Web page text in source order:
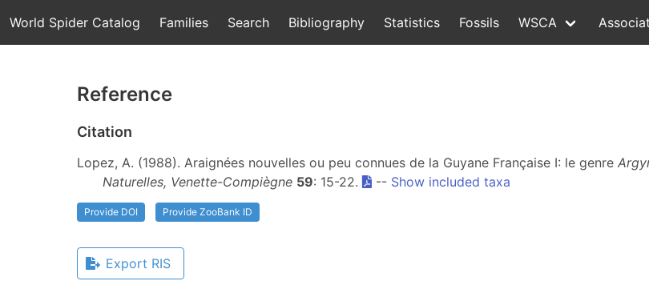
World Spider Catalog Families Search Bibliography Statistics Fossils WSCA
Reference
Citation
Lopez, A. (1988). Araignées nouvelles ou peu connues de la Guyane Française I: le genre
Naturelles, Venette-Compiègne 59: 15-22. -- Show included taxa
Provide DOI Provide ZooBank ID
Export RIS